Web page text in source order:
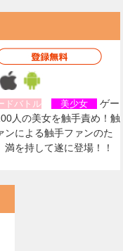
ドバトル 美少女
ゲー
人の美女を触手責め！触
ンによる触手ファンのた
を持して遂に登場！！